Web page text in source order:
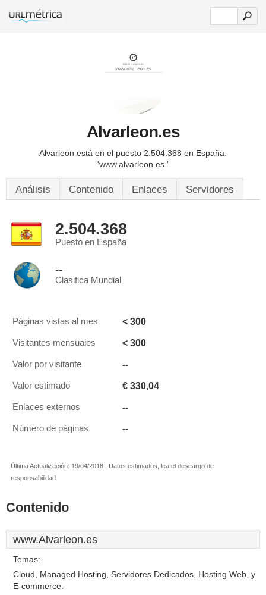
Alvarleon.es
Alvarleon está en el puesto 2.504.368 en España.
'www.alvarleon.es.'
Análisis Contenido Enlaces Servidores
2.504.368
Puesto en España
--
Clasifica Mundial
Páginas vistas al mes < 300
Visitantes mensuales < 300
Valor por visitante --
Valor estimado € 330,04
Enlaces externos --
Número de páginas --
Última Actualización: 19/04/2018 . Datos estimados, lea el descargo de
responsabilidad.
Contenido
www.Alvarleon.es
Temas:
Cloud, Managed Hosting, Servidores Dedicados, Hosting Web, y
E-commerce.